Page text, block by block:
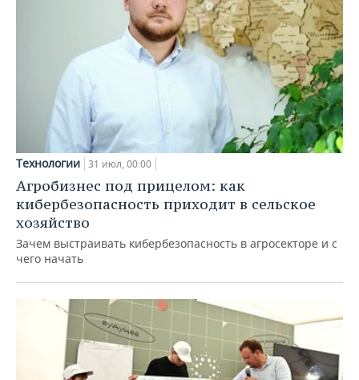
Технологии 31 июл, 00:00
Агробизнес под прицелом: как
кибербезопасность приходит в сельское
хозяйство
Зачем выстраивать кибербезопасность в агросекторе и с
чего начать